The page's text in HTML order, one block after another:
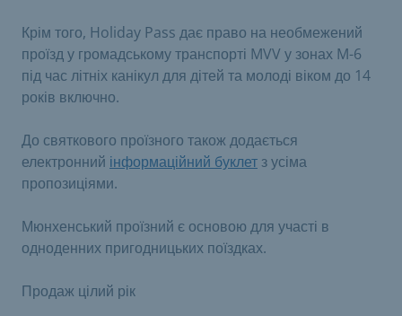
Крім того, Holiday Pass дає право на необмежений
проїзд у громадському транспорті MVV у зонах M-6
під час літніх канікул для дітей та молоді віком до 14
років включно.
До святкового проїзного також додається
електронний інформаційний буклет з усіма
пропозиціями.
Мюнхенський проїзний є основою для участі в
одноденних пригодницьких поїздках.
Продаж цілий рік